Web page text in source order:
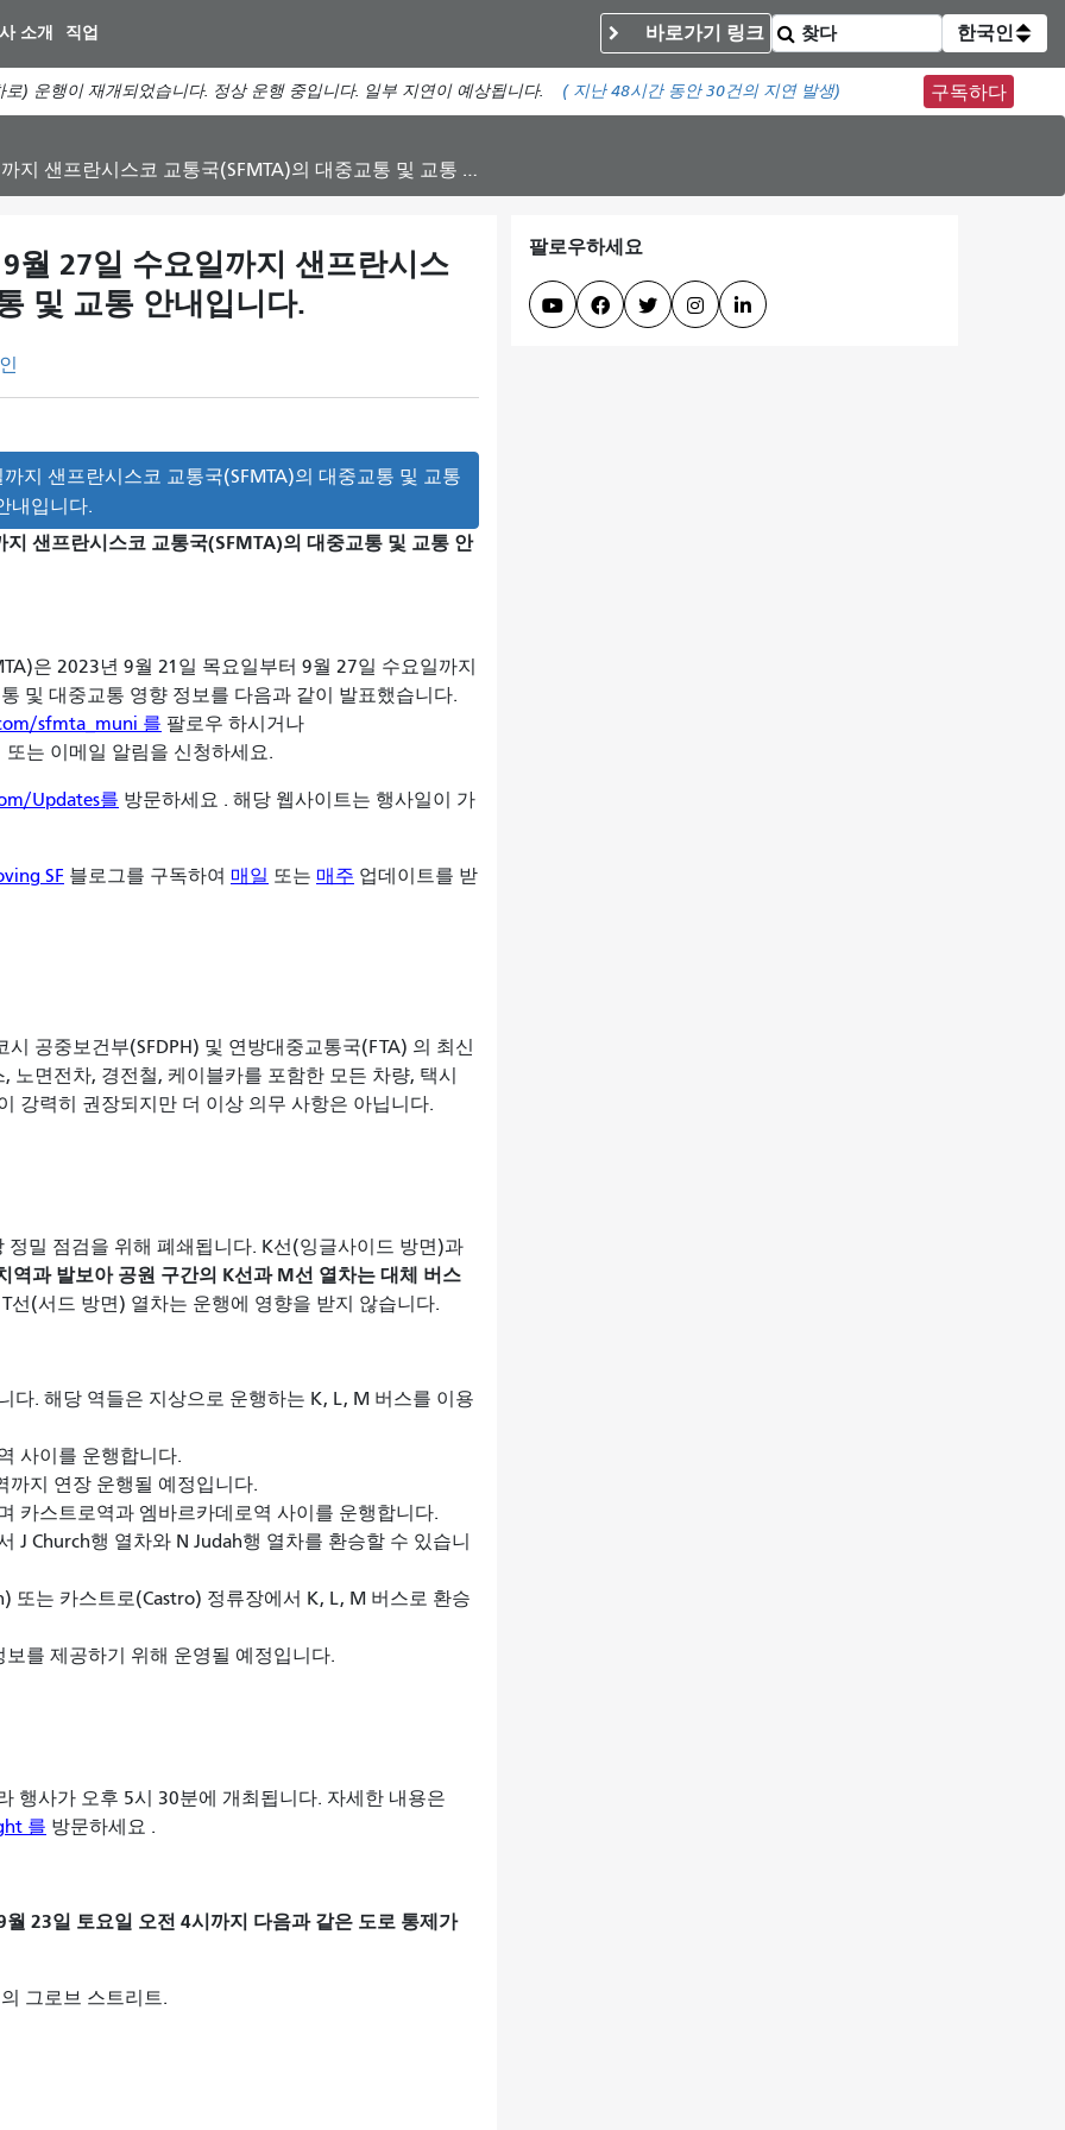
컨
텐
로
기
소개 직업 바로가기 링크 한국인
) 운행이 재개되었습니다. 정상 운행 중입니다. 일부 지연이 예상됩니다. ( 지난 48시간 동안30건의 지연 발생) 구독하다
란시스코 교통국(SFMTA)의 대중교통 및 교통 안내입니다.
월 27일 수요일까지 샌프란시스
및 교통 안내입니다.
지 샌프란시스코 교통국(SFMTA)의 대중교통 및 교통
내입니다.
샌프란시스코 교통국(SFMTA)의 대중교통 및 교통 안
은 2023년 9월 21일 목요일부터 9월 27일 수요일까지
및 대중교통 영향 정보를 다음과 같이 발표했습니다.
sfmta_muni 를 팔로우 하시거나
는 이메일 알림을 신청하세요.
Updates를 방문하세요 . 해당 웹사이트는 행사일이 가
SF 블로그를 구독하여 매일 또는 매주 업데이트를 받
공중보건부(SFDPH) 및 연방대중교통국(FTA) 의 최신
노면전차, 경전철, 케이블카를 포함한 모든 차량, 택시
강력히 권장되지만 더 이상 의무 사항은 아닙니다.
밀 점검을 위해 폐쇄됩니다. K선(잉글사이드 방면)과
역과 발보아 공원 구간의 K선과 M선 열차는 대체 버스
선(서드 방면) 열차는 운행에 영향을 받지 않습니다.
다. 해당 역들은 지상으로 운행하는 K, L, M 버스를 이용
사이를 운행합니다.
까지 연장 운행될 예정입니다.
카스트로역과 엠바르카데로역 사이를 운행합니다.
J Church행 열차와 N Judah행 열차를 환승할 수 있습니
또는 카스트로(Castro) 정류장에서 K, L, M 버스로 환승
를 제공하기 위해 운영될 예정입니다.
행사가 오후 5시 30분에 개최됩니다. 자세한 내용은
를 방문하세요 .
23일 토요일 오전 4시까지 다음과 같은 도로 통제가
이의 그로브 스트리트.
팔로우하세요
    